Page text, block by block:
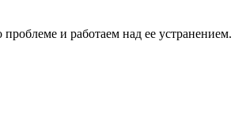
и работаем над ее устранением.